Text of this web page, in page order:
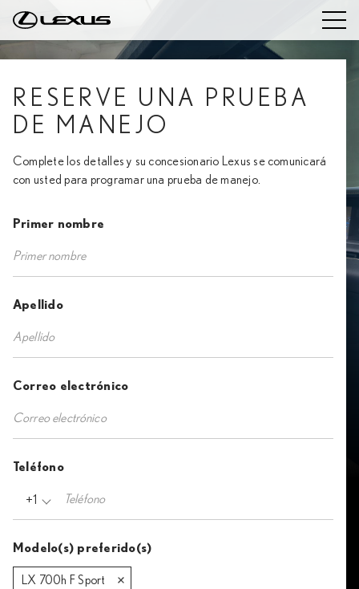
RESERVE UNA PRUEBA
DE MANEJO
Complete los detalles y su concesionario Lexus se comunicará
con usted para programar una prueba de manejo.
Primer nombre
Apellido
Correo electrónico
Teléfono
+1
Modelo(s) preferido(s)
LX 700h F Sport